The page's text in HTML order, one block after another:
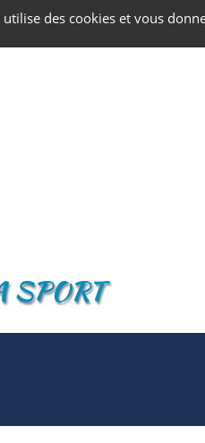
utilise des cookies et vous